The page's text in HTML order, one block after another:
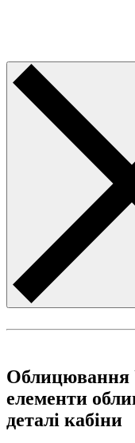
Облицювання
елементи
деталі кабіни